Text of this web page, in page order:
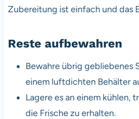
Zubereitung ist einfach und das
Reste aufbewahren
Bewahre übrig gebliebenes
einem luftdichten Behälter
Lagere es an einem kühlen,
die Frische zu erhalten.